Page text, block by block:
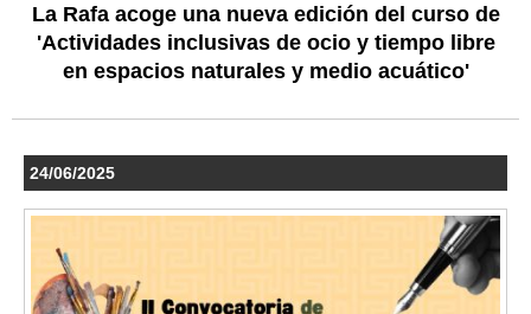
La Rafa acoge una nueva edición del curso de
'Actividades inclusivas de ocio y tiempo libre
en espacios naturales y medio acuático'
24/06/2025